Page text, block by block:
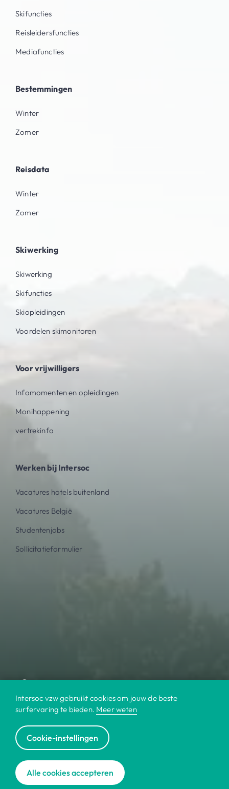
Skifuncties
Reisleidersfuncties
Mediafuncties
Bestemmingen
Winter
Zomer
Reisdata
Winter
Zomer
Skiwerking
Skiwerking
Skifuncties
Skiopleidingen
Voordelen skimonitoren
Voor vrijwilligers
Infomomenten en opleidingen
Monihappening
vertrekinfo
Werken bij Intersoc
Vacatures hotels buitenland
Vacatures België
Studentenjobs
Sollicitatieformulier
Contact | Cookies | Disclaimer
Intersoc vzw gebruikt cookies om jouw de beste
surfervaring te bieden. Meer weten
Cookie-instellingen
Alle cookies accepteren